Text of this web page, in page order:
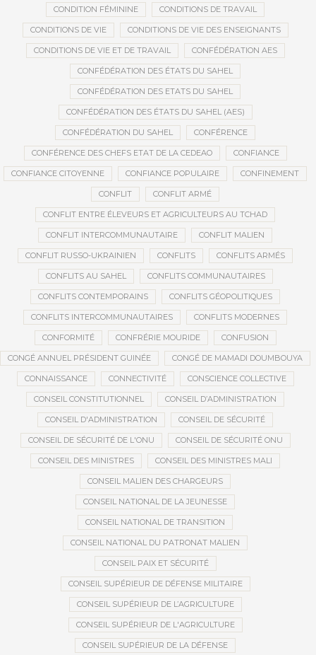
CONDITION FÉMININE CONDITIONS DE TRAVAIL
CONDITIONS DE VIE CONDITIONS DE VIE DES ENSEIGNANTS
CONDITIONS DE VIE ET DE TRAVAIL CONFÉDÉRATION AES
CONFÉDÉRATION DES ÉTATS DU SAHEL
CONFÉDÉRATION DES ETATS DU SAHEL
CONFÉDÉRATION DES ÉTATS DU SAHEL (AES)
CONFÉDÉRATION DU SAHEL CONFÉRENCE
CONFÉRENCE DES CHEFS ETAT DE LA CEDEAO CONFIANCE
CONFIANCE CITOYENNE CONFIANCE POPULAIRE CONFINEMENT
CONFLIT CONFLIT ARMÉ
CONFLIT ENTRE ÉLEVEURS ET AGRICULTEURS AU TCHAD
CONFLIT INTERCOMMUNAUTAIRE CONFLIT MALIEN
CONFLIT RUSSO-UKRAINIEN CONFLITS CONFLITS ARMÉS
CONFLITS AU SAHEL CONFLITS COMMUNAUTAIRES
CONFLITS CONTEMPORAINS CONFLITS GÉOPOLITIQUES
CONFLITS INTERCOMMUNAUTAIRES CONFLITS MODERNES
CONFORMITÉ CONFRÉRIE MOURIDE CONFUSION
CONGÉ ANNUEL PRÉSIDENT GUINÉE CONGÉ DE MAMADI DOUMBOUYA
CONNAISSANCE CONNECTIVITÉ CONSCIENCE COLLECTIVE
CONSEIL CONSTITUTIONNEL CONSEIL D’ADMINISTRATION
CONSEIL D'ADMINISTRATION CONSEIL DE SÉCURITÉ
CONSEIL DE SÉCURITÉ DE L'ONU CONSEIL DE SÉCURITÉ ONU
CONSEIL DES MINISTRES CONSEIL DES MINISTRES MALI
CONSEIL MALIEN DES CHARGEURS
CONSEIL NATIONAL DE LA JEUNESSE
CONSEIL NATIONAL DE TRANSITION
CONSEIL NATIONAL DU PATRONAT MALIEN
CONSEIL PAIX ET SÉCURITÉ
CONSEIL SUPÉRIEUR DE DÉFENSE MILITAIRE
CONSEIL SUPÉRIEUR DE L’AGRICULTURE
CONSEIL SUPÉRIEUR DE L'AGRICULTURE
CONSEIL SUPÉRIEUR DE LA DÉFENSE